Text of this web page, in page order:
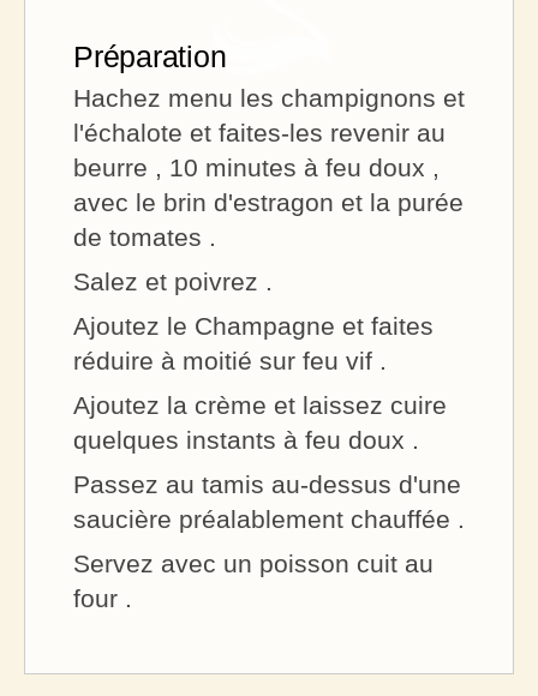
Préparation
Hachez menu les champignons et
l'échalote et faites-les revenir au
beurre , 10 minutes à feu doux ,
avec le brin d'estragon et la purée
de tomates .
Salez et poivrez .
Ajoutez le Champagne et faites
réduire à moitié sur feu vif .
Ajoutez la crème et laissez cuire
quelques instants à feu doux .
Passez au tamis au-dessus d'une
saucière préalablement chauffée .
Servez avec un poisson cuit au
four .